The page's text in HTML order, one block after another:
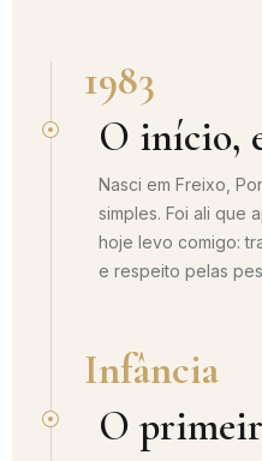
1983
O início,
Nasci em Freixo,
simples. Foi ali que
hoje levo comigo:
e respeito pelas
Infância
O